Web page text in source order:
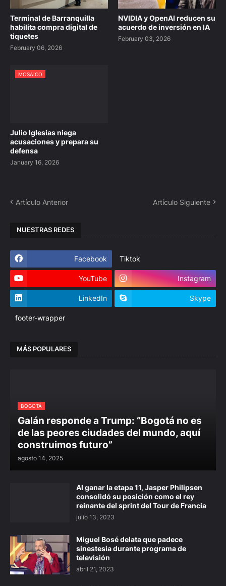
Terminal de Barranquilla
habilita compra digital de
tiquetes
February 06, 2026
NVIDIA y OpenAI reducen su
acuerdo de inversión en IA
February 03, 2026
MOSAICO
Julio Iglesias niega
acusaciones y prepara su
defensa
January 16, 2026
Artículo Anterior Artículo Siguiente
NUESTRAS REDES
Facebook Tiktok
YouTube Instagram
LinkedIn Skype
footer-wrapper
MÁS POPULARES
BOGOTÁ
Galán responde a Trump: “Bogotá no es
de las peores ciudades del mundo, aquí
construimos futuro”
agosto 14, 2025
Al ganar la etapa 11, Jasper Philipsen
consolidó su posición como el rey
reinante del sprint del Tour de Francia
julio 13, 2023
Miguel Bosé delata que padece
sinestesia durante programa de
televisión
abril 21, 2023